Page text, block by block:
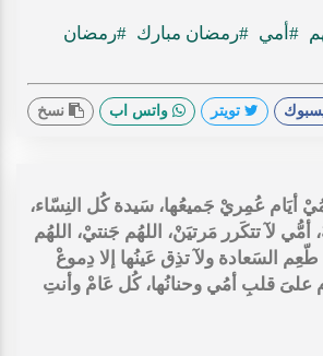
#أمي #رمضان مبارك #رمضان
تويتر واتس اب نسخ
أيَام عُمِريْ جَميعُها، سَيدة كُل النِسّاء،
أمُّي لآ تتكَرر مَرتيَنْ، اللهُم جَنتيْ، اللهُم
السَعادة ولآ تذِق عَينُها إلا دِموعْ
علىَ قلبِ أمُي وحنانُها، كُل عَامْ وأنتِ